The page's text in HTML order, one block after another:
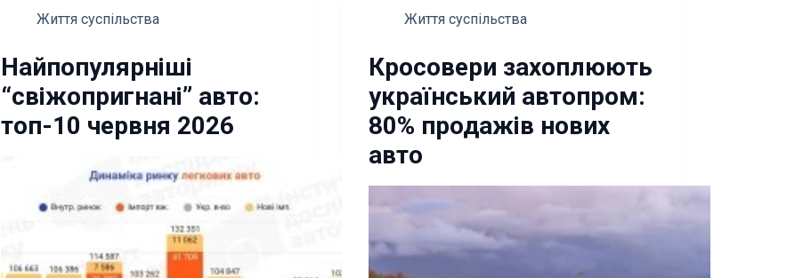
Життя суспільства
Найпопулярніші
“свіжопригнані” авто:
топ-10 червня 2026
Життя суспільства
Кросовери захоплюють
український автопром:
80% продажів нових
авто